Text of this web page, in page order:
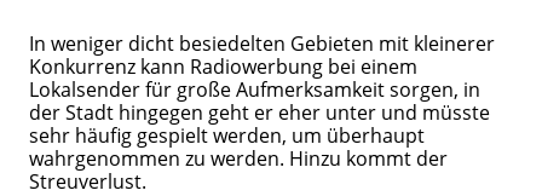
In weniger dicht besiedelten Gebieten mit kleinerer
Konkurrenz kann Radiowerbung bei einem
Lokalsender für große Aufmerksamkeit sorgen, in
der Stadt hingegen geht er eher unter und müsste
sehr häufig gespielt werden, um überhaupt
wahrgenommen zu werden. Hinzu kommt der
Streuverlust.